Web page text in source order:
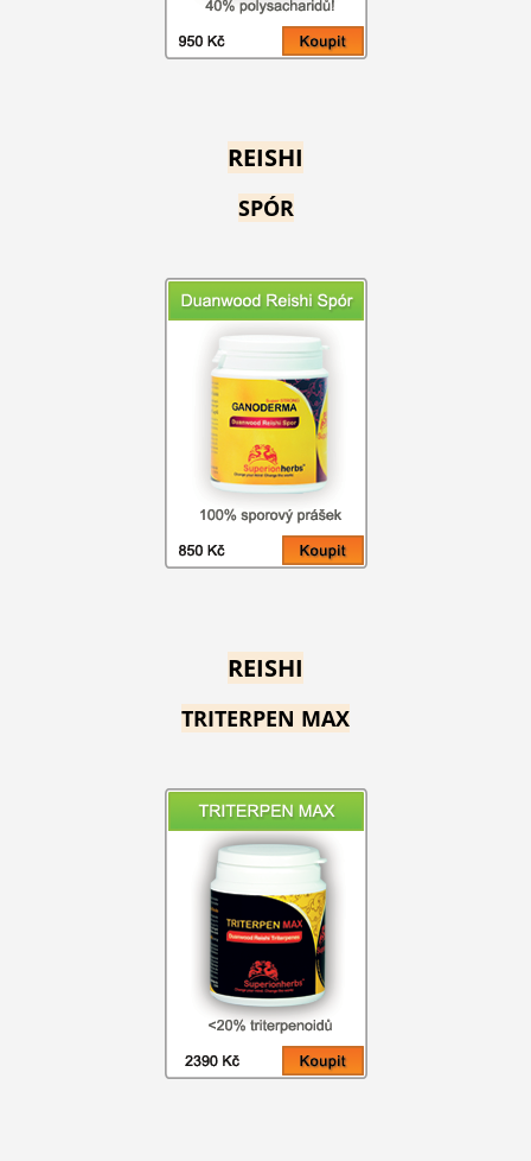
REISHI
SPÓR
REISHI
TRITERPEN MAX